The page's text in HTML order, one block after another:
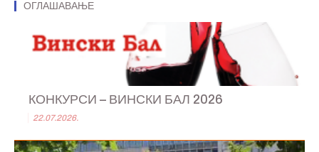
ОГЛАШАВАЊЕ
КОНКУРСИ – ВИНСКИ БАЛ 2026
22.07.2026.